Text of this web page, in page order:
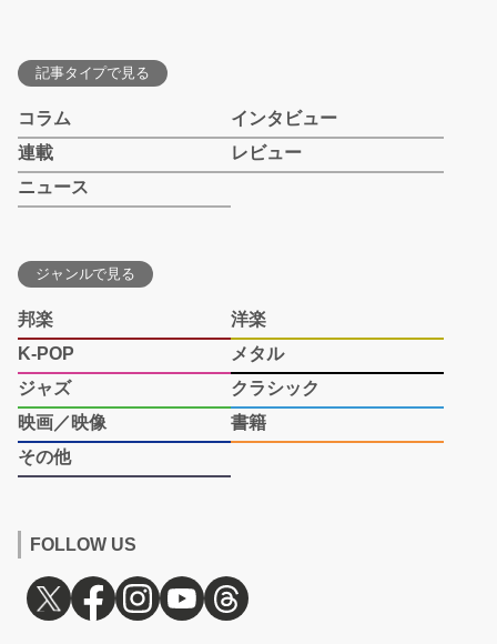
記事タイプで見る
コラム
インタビュー
連載
レビュー
ニュース
ジャンルで見る
邦楽
洋楽
K-POP
メタル
ジャズ
クラシック
映画／映像
書籍
その他
FOLLOW US